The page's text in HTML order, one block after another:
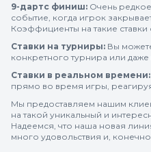
9-дартс финиш: Очень
событие, когда игрок
Коэффициенты на такие
Ставки на турниры: Вы
конкретного турнира или даже
Ставки в реальном времени:
прямо во время игры,
Мы предоставляем нашим
на такой уникальный и
Надеемся, что наша новая
много удовольствия и,